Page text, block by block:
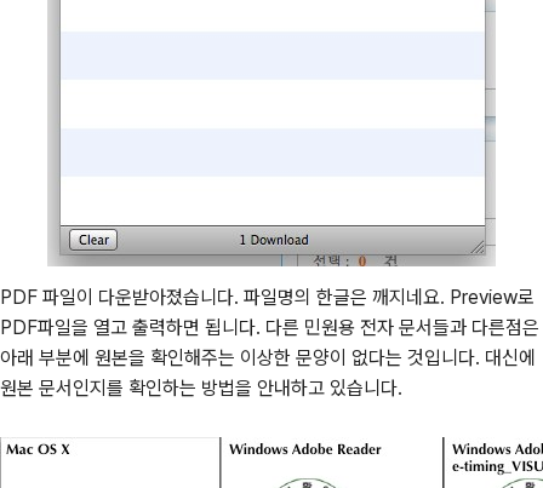
PDF 파일이 다운받아졌습니다. 파일명의 한글은 깨지네요. Preview로
PDF파일을 열고 출력하면 됩니다. 다른 민원용 전자 문서들과 다른점은
아래 부분에 원본을 확인해주는 이상한 문양이 없다는 것입니다. 대신에
원본 문서인지를 확인하는 방법을 안내하고 있습니다.